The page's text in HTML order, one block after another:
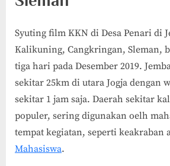
Syuting film KKN di Desa Penari di
Kalikuning, Cangkringan, Sleman,
tiga hari pada Desember 2019.
sekitar 25km di utara Jogja dengan
sekitar 1 jam saja. Daerah sekitar
populer, sering digunakan oelh
tempat kegiatan, seperti keakraban
Mahasiswa.